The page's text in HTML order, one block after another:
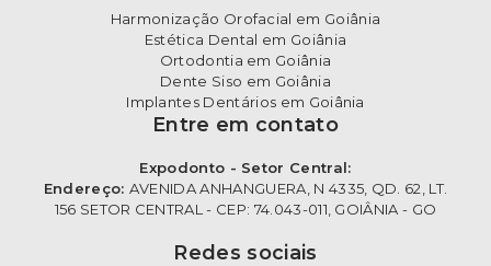
Harmonização Orofacial em Goiânia
Estética Dental em Goiânia
Ortodontia em Goiânia
Dente Siso em Goiânia
Implantes Dentários em Goiânia
Entre em contato
Expodonto - Setor Central:
Endereço: AVENIDA ANHANGUERA, N 4335, QD. 62, LT.
156 SETOR CENTRAL - CEP: 74.043-011, GOIÂNIA - GO
Redes sociais